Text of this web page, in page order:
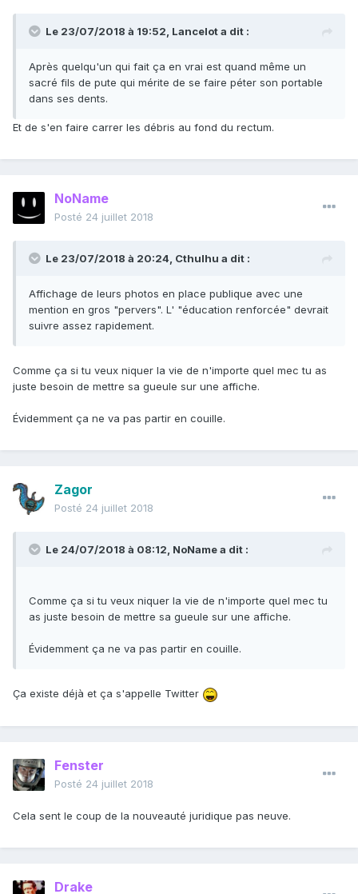
Le 23/07/2018 à 19:52, Lancelota dit :
Après quelqu'un qui fait ça en vrai est quand même un
sacré fils de pute qui mérite de se faire péter son portable
dans ses dents.
Et de s'en faire carrer les débris au fond du rectum.
NoName
Posté 24 juillet 2018
Le 23/07/2018 à 20:24, Cthulhu a dit :
Affichage de leurs photos en place publique avec une
mention en gros "pervers". L' "éducation renforcée" devrait
suivre assez rapidement.
Comme ça si tu veux niquer la vie de n'importe quel mec tu as
juste besoin de mettre sa gueule sur une affiche.
Évidemment ça ne va pas partir en couille.
Zagor
Posté 24 juillet 2018
Le 24/07/2018 à 08:12, NoNamea dit :
Comme ça si tu veux niquer la vie de n'importe quel mec tu
as juste besoin de mettre sa gueule sur une affiche.
Évidemment ça ne va pas partir en couille.
Ça existe déjà et ça s'appelle Twitter
Fenster
Posté 24 juillet 2018
Cela sent le coup de la nouveauté juridique pas neuve.
Drake